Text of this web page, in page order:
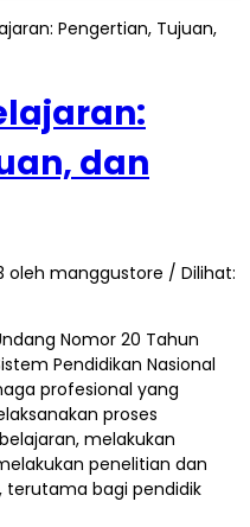
Pengertian, Tujuan,
dan
oleh manggustore / Dilihat:
Nomor 20 Tahun
Pendidikan Nasional
profesional yang
proses
melakukan
penelitian dan
terutama bagi pendidik